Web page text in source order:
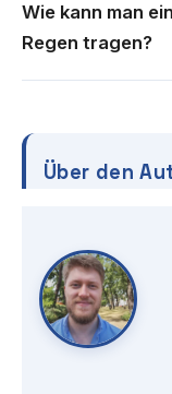
Wie kann man
Regen tragen?
Über den